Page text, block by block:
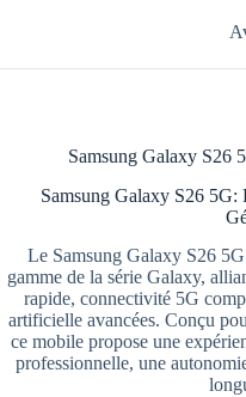
Samsung Galaxy S26
Samsung Galaxy S26
Le Samsung Galaxy S26
gamme de la série Galaxy,
rapide, connectivité 5G
artificielle avancées. Conçu
ce mobile propose une
professionnelle, une